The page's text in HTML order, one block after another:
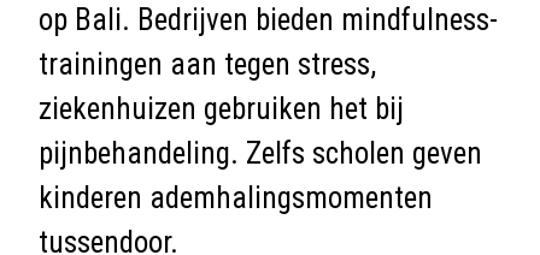
op Bali. Bedrijven bieden mindfulness-
trainingen aan tegen stress,
ziekenhuizen gebruiken het bij
pijnbehandeling. Zelfs scholen geven
kinderen ademhalingsmomenten
tussendoor.